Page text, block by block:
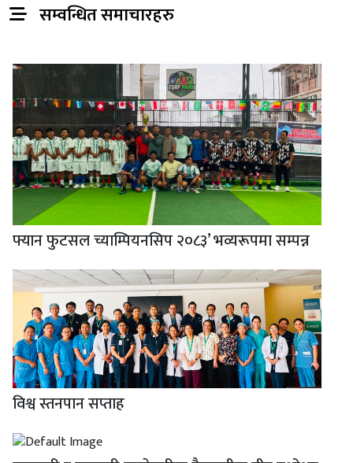
सम्वन्धित समाचारहरु
फ्यान फुटसल च्याम्पियनसिप २०८३’ भव्यरूपमा सम्पन्न
विश्व स्तनपान सप्ताह